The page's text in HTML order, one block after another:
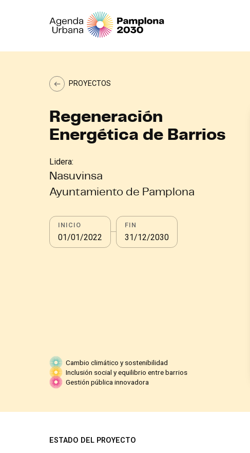
PROYECTOS
Regeneración
Energética de Barrios
Lidera:
Nasuvinsa
Ayuntamiento de Pamplona
INICIO
01/01/2022
FIN
31/12/2030
Cambio climático y sostenibilidad
Inclusión social y equilibrio entre barrios
Gestión pública innovadora
ESTADO DEL PROYECTO